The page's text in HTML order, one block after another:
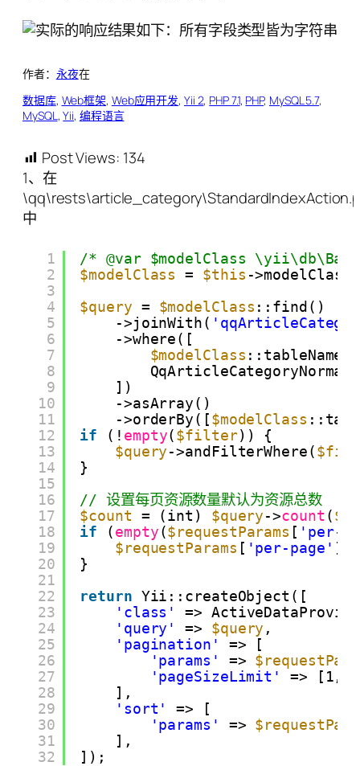
作者： 永夜在
数据库, Web框架, Web应用开发, Yii 2, PHP 7.1, PHP, MySQL 5.7
MySQL, Yii, 编程语言
Post Views: 134
1、在
中
1
2
3
4
5
6
7
8
9
10
11
12
13
14
15
16
17
18
19
20
21
22
23
24
25
26
27
28
29
30
31
32
/* @var $modelClass
$modelClass
= $this ->modelClass;
$query = $modelClass ::find()
->joinWith(
->where([
$modelClass
])
->asArray()
->orderBy([$modelClass
if
(! empty($filter)) {
$query->andFilterWhere(
}
// 设置每页资源数量默认为资源总数
$count
= (int) $query->count (
if
(empty($requestParams [ 'per-
$requestParams [ 'per-page' ]
}
return Yii::createObject([
'class'
=>
'query'
=> $query ,
'pagination'
=> [
'params'
=>
'pageSizeLimit'
=> [1,
],
'sort'
=> [
'params'
=>
],
]);